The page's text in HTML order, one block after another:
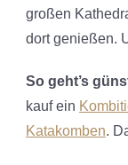
großen
dort genießen.
So geht’s
kauf ein
Katakomben.